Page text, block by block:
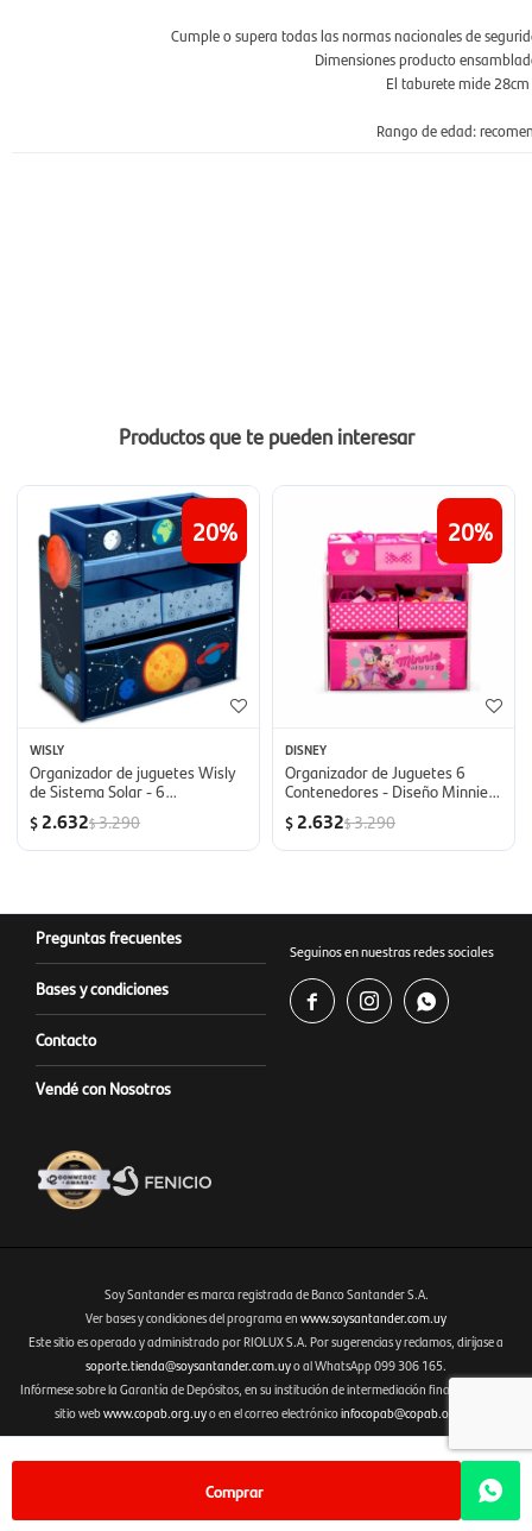
Comprar
Cumple o supera todas las normas nacionales de
Dimensiones producto
El taburete mide
Rango de edad:
Productos que te pueden interesar
20
WISLY
Organizador de juguetes Wisly
de Sistema Solar - 6
contenedores
$2.632$3.290
20
DISNEY
Organizador de Juguetes 6
Contenedores - Diseño Minnie
Mouse
$2.632$3.290
Preguntas frecuentes
Bases y condiciones
Contacto
Vendé con Nosotros
Seguinos en nuestras redes sociales
  
Fenicio eCommerce Uruguay
Soy Santander es marca registrada de Banco Santander S.A.
Ver bases y condiciones del programa en www.soysantander.com.uy
Este sitio es operado y administrado por RIOLUX S.A. Por sugerencias y reclamos, diríjase a
soporte.tienda@soysantander.com.uyo al WhatsApp 099 306 165.
Infórmese sobre la Garantía de Depósitos, en su institución de intermediación financiera, en el
sitio webwww.copab.org.uyo en el correo electrónicoinfocopab@copab.org.uy